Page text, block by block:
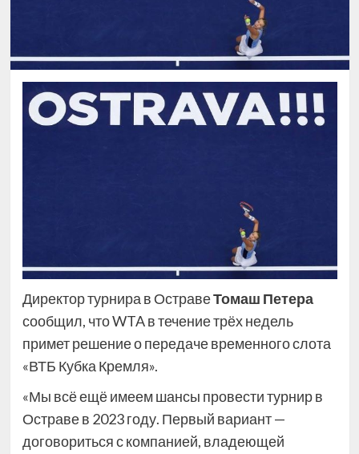
Директор турнира в ОстравеТомаш Петера
сообщил, что WTA в течение трёх недель
примет решение о передаче временного слота
«ВТБ Кубка Кремля».
«Мы всё ещё имеем шансы провести турнир в
Остраве в 2023 году. Первый вариант —
договориться с компанией, владеющей